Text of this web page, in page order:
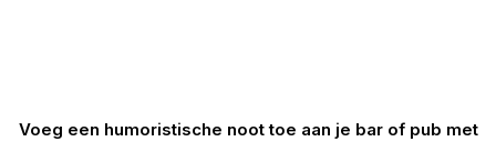
Voeg een humoristische noot toe aan je bar of pub met